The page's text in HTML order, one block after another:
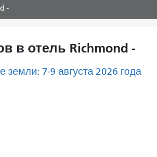
-
в отель Richmond -
земли: 7-9 августа 2026 года